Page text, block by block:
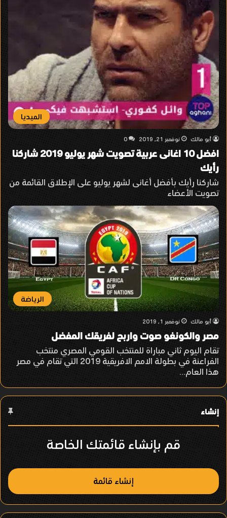
الميديا
أبو مالك نوفمبر 21, 2019 0
افضل 10 اغانى عربية تصويت شهر يوليو 2019 شاركنا
رأيك
شاركنا رأيك بأفضل أغانى لشهر يوليو على الإطلاق القائمة من
تصويت الأعضاء
الرياضة
أبو مالك نوفمبر 1, 2019
مصر والكونغو صوت واربح لفريقك المفضل
تقام اليوم ثاني مباراة للمنتخب القومي المصري منتخب
الفراعنة في بطولة الامم الافريقية 2019 التي تقام في مصر
هذا العام…
إنشاء
قم بإنشاء قائمتك الخاصة
إنشاء قائمة